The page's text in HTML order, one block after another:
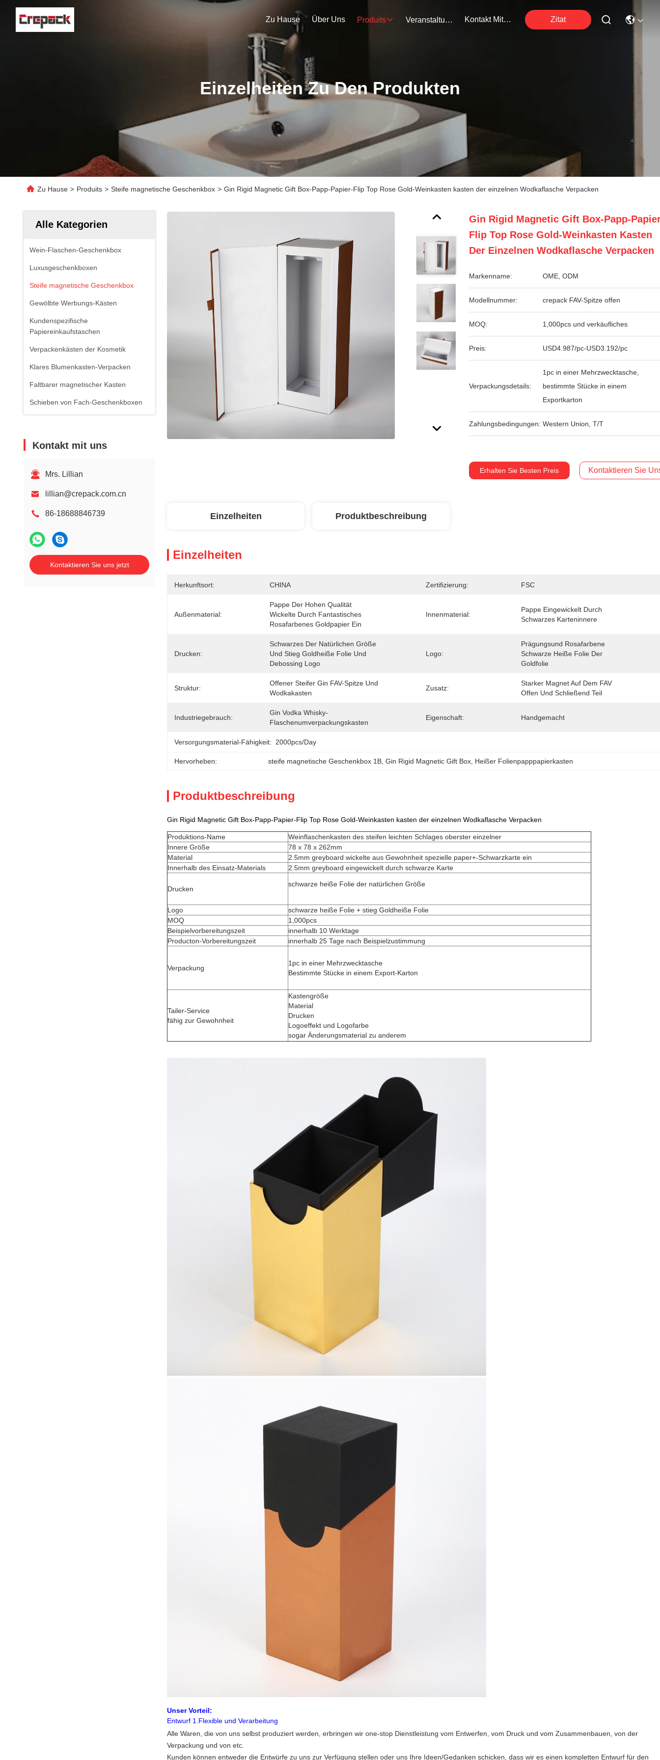
Zu Hause Über Uns Produits Veranstaltungen Kontakt Mit Uns Zitat
Einzelheiten Zu Den Produkten
Zu Hause > Produits > Steife magnetische Geschenkbox > Gin Rigid Magnetic Gift Box-Papp-Papier-Flip Top Rose Gold-Weinkasten kasten der einzelnen Wodkaflasche Verpacken
Alle Kategorien
Wein-Flaschen-Geschenkbox
Luxusgeschenkboxen
Steife magnetische Geschenkbox
Gewölbte Werbungs-Kästen
Kundenspezifische
Papiereinkaufstaschen
Verpackenkästen der Kosmetik
Klares Blumenkasten-Verpacken
Faltbarer magnetischer Kasten
Schieben von Fach-Geschenkboxen
Kontakt mit uns
Mrs. Lillian
lillian@crepack.com.cn
86-18688846739
Kontaktieren Sie uns jetzt
Gin Rigid Magnetic Gift Box-Papp-
Flip Top Rose Gold-Weinkasten Kasten
Der Einzelnen Wodkaflasche Verpacken
Markenname: OME, ODM
Modellnummer: crepack FAV-Spitze offen
MOQ: 1,000pcs und verkäufliches
Preis: USD4.987/pc-USD3.192/pc
Verpackungsdetails:
1pc in einer Mehrzwecktasche,
bestimmte Stücke in einem
Exportkarton
Zahlungsbedingungen: Western Union, T/T
Erhalten Sie Besten Preis Kontaktieren Sie
Einzelheiten Produktbeschreibung
Einzelheiten
Herkunftsort: CHINA Zertifizierung: FSC
Außenmaterial:
Pappe Der Hohen Qualität
Wickelte Durch Fantastisches
Rosafarbenes Goldpapier Ein
Innenmaterial:
Pappe Eingewickelt Durch
Schwarzes Karteninnere
Drucken:
Schwarzes Der Natürlichen Größe
Und Stieg Goldheiße Folie Und
Debossing Logo
Logo:
Prägungsund Rosafarbene
Schwarze Heiße Folie Der
Goldfolie
Struktur:
Offener Steifer Gin FAV-Spitze Und
Wodkakasten
Zusatz:
Starker Magnet Auf Dem FAV
Offen Und Schließend Teil
Industriegebrauch:
Gin Vodka Whisky-
Flaschenumverpackungskasten
Eigenschaft: Handgemacht
Versorgungsmaterial-Fähigkeit: 2000pcs/day
Hervorheben: steife magnetische Geschenkbox 1B , Gin Rigid Magnetic Gift Box Heißer Folienpapppapierkasten
Produktbeschreibung
Gin Rigid Magnetic Gift Box-Papp-Papier-Flip Top Rose Gold-Weinkasten kasten der einzelnen Wodkaflasche Verpacken
Produktions-Name
Weinflaschenkasten des steifen leichten Schlages oberster einzelner
Innere Größe
78 x 78 x 262mm
Material
2.5mm greyboard wickelte aus Gewohnheit spezielle paper+-Schwarzkarte ein
Innerhalb des Einsatz-Materials
2.5mm greyboard eingewickelt durch schwarze Karte
Drucken
schwarze heiße Folie der natürlichen Größe
Logo
schwarze heiße Folie + stieg Goldheiße Folie
MOQ
1,000pcs
Beispielvorbereitungszeit
innerhalb 10 Werktage
Producton-Vorbereitungszeit
innerhalb 25 Tage nach Beispielzustimmung
Verpackung
1pc in einer Mehrzwecktasche
Bestimmte Stücke in einem Export-Karton
Tailer-Service
fähig zur Gewohnheit
Kastengröße
Material
Drucken
Logoeffekt und Logofarbe
sogar Änderungsmaterial zu anderem
Unser Vorteil:
Entwurf 1.Flexible und Verarbeitung
Alle Waren, die von uns selbst produziert werden, erbringen wir one-stop Dienstleistung vom Entwerfen, vom Druck und vom Zusammenbauen, von der
Verpackung und von etc.
Kunden können entweder die Entwürfe zu uns zur Verfügung stellen oder uns Ihre Ideen/Gedanken schicken, dass wir es einen kompletten Entwurf für den